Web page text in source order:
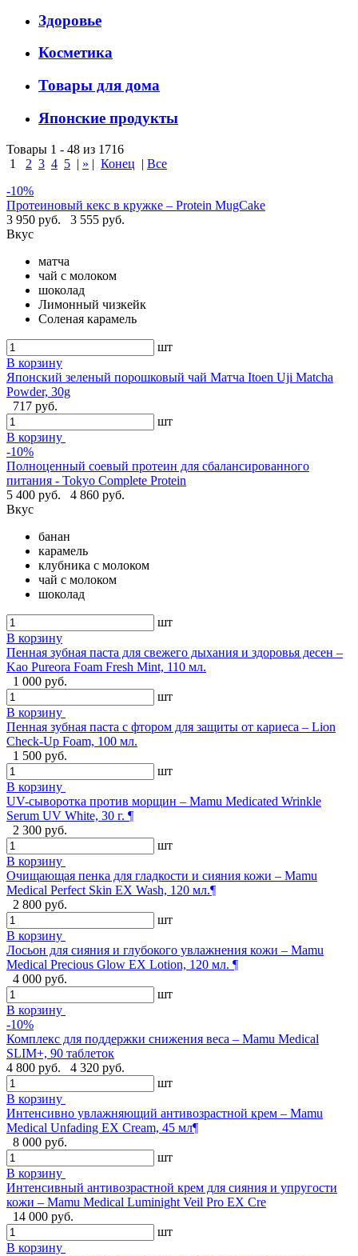
Здоровье
Косметика
Товары для дома
Японские продукты
Товары 1 - 48 из 1716
1
2 3 4 5 | » | Конец | Все
-10%
Протеиновый кекс в кружке – Protein MugCake
3 950 руб.
3 555 руб.
Вкус
матча
чай с молоком
шоколад
Лимонный чизкейк
Соленая карамель
шт
В корзину
Японский зеленый порошковый чай Матча Itoen Uji Matcha
Powder, 30g
717 руб.
шт
В корзину
-10%
Полноценный соевый протеин для сбалансированного
питания - Tokyo Complete Protein
5 400 руб.
4 860 руб.
Вкус
банан
карамель
клубника с молоком
чай с молоком
шоколад
шт
В корзину
Пенная зубная паста для свежего дыхания и здоровья десен –
Kao Pureora Foam Fresh Mint, 110 мл.
1 000 руб.
шт
В корзину
Пенная зубная паста с фтором для защиты от кариеса – Lion
Check-Up Foam, 100 мл.
1 500 руб.
шт
В корзину
UV-сыворотка против морщин – Mamu Medicated Wrinkle
Serum UV White, 30 г. ¶
2 300 руб.
шт
В корзину
Очищающая пенка для гладкости и сияния кожи – Mamu
Medical Perfect Skin EX Wash, 120 мл.¶
2 800 руб.
шт
В корзину
Лосьон для сияния и глубокого увлажнения кожи – Mamu
Medical Precious Glow EX Lotion, 120 мл. ¶
4 000 руб.
шт
В корзину
-10%
Комплекс для поддержки снижения веса – Mamu Medical
SLIM+, 90 таблеток
4 800 руб.
4 320 руб.
шт
В корзину
Интенсивно увлажняющий антивозрастной крем – Mamu
Medical Unfading EX Cream, 45 мл¶
8 000 руб.
шт
В корзину
Интенсивный антивозрастной крем для сияния и упругости
кожи – Mamu Medical Luminight Veil Pro EX Cre
14 000 руб.
шт
В корзину